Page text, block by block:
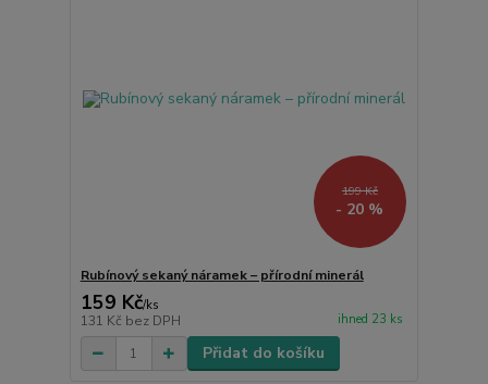
199 Kč
- 20 %
Rubínový sekaný náramek – přírodní minerál
159 Kč/ks
131 Kč bez DPH ihned 23 ks
Přidat do košíku